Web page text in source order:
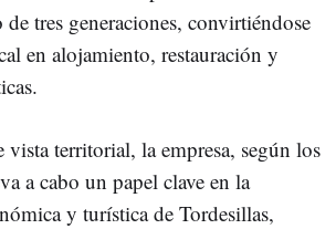
tres generaciones, convirtiéndose
en alojamiento, restauración y
vista territorial, la empresa, según los
a cabo un papel clave en la
y turística de Tordesillas,